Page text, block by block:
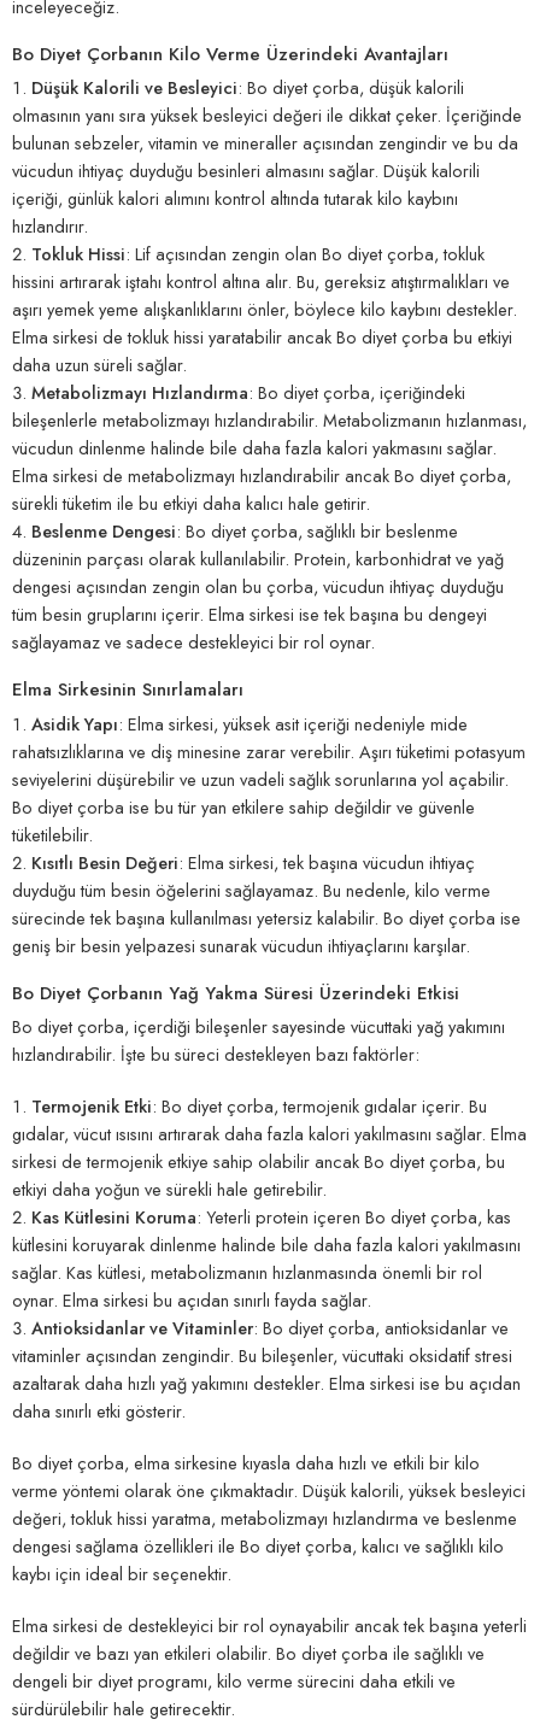
inceleyeceğiz.
Bo Diyet Çorbanın Kilo Verme Üzerindeki Avantajları
Düşük Kalorili ve Besleyici: Bo diyet çorba, düşük kalorili
olmasının yanı sıra yüksek besleyici değeri ile dikkat çeker. İçeriğinde
bulunan sebzeler, vitamin ve mineraller açısından zengindir ve bu da
vücudun ihtiyaç duyduğu besinleri almasını sağlar. Düşük kalorili
içeriği, günlük kalori alımını kontrol altında tutarak kilo kaybını
hızlandırır.
Tokluk Hissi: Lif açısından zengin olan Bo diyet çorba, tokluk
hissini artırarak iştahı kontrol altına alır. Bu, gereksiz atıştırmalıkları ve
aşırı yemek yeme alışkanlıklarını önler, böylece kilo kaybını destekler.
Elma sirkesi de tokluk hissi yaratabilir ancak Bo diyet çorba bu etkiyi
daha uzun süreli sağlar.
Metabolizmayı Hızlandırma: Bo diyet çorba, içeriğindeki
bileşenlerle metabolizmayı hızlandırabilir. Metabolizmanın hızlanması,
vücudun dinlenme halinde bile daha fazla kalori yakmasını sağlar.
Elma sirkesi de metabolizmayı hızlandırabilir ancak Bo diyet çorba,
sürekli tüketim ile bu etkiyi daha kalıcı hale getirir.
Beslenme Dengesi: Bo diyet çorba, sağlıklı bir beslenme
düzeninin parçası olarak kullanılabilir. Protein, karbonhidrat ve yağ
dengesi açısından zengin olan bu çorba, vücudun ihtiyaç duyduğu
tüm besin gruplarını içerir. Elma sirkesi ise tek başına bu dengeyi
sağlayamaz ve sadece destekleyici bir rol oynar.
Elma Sirkesinin Sınırlamaları
Asidik Yapı: Elma sirkesi, yüksek asit içeriği nedeniyle mide
rahatsızlıklarına ve diş minesine zarar verebilir. Aşırı tüketimi potasyum
seviyelerini düşürebilir ve uzun vadeli sağlık sorunlarına yol açabilir.
Bo diyet çorba ise bu tür yan etkilere sahip değildir ve güvenle
tüketilebilir.
Kısıtlı Besin Değeri: Elma sirkesi, tek başına vücudun ihtiyaç
duyduğu tüm besin öğelerini sağlayamaz. Bu nedenle, kilo verme
sürecinde tek başına kullanılması yetersiz kalabilir. Bo diyet çorba ise
geniş bir besin yelpazesi sunarak vücudun ihtiyaçlarını karşılar.
Bo Diyet Çorbanın Yağ Yakma Süresi Üzerindeki Etkisi
Bo diyet çorba, içerdiği bileşenler sayesinde vücuttaki yağ yakımını
hızlandırabilir. İşte bu süreci destekleyen bazı faktörler:
Termojenik Etki: Bo diyet çorba, termojenik gıdalar içerir. Bu
gıdalar, vücut ısısını artırarak daha fazla kalori yakılmasını sağlar. Elma
sirkesi de termojenik etkiye sahip olabilir ancak Bo diyet çorba, bu
etkiyi daha yoğun ve sürekli hale getirebilir.
Kas Kütlesini Koruma: Yeterli protein içeren Bo diyet çorba, kas
kütlesini koruyarak dinlenme halinde bile daha fazla kalori yakılmasını
sağlar. Kas kütlesi, metabolizmanın hızlanmasında önemli bir rol
oynar. Elma sirkesi bu açıdan sınırlı fayda sağlar.
Antioksidanlar ve Vitaminler: Bo diyet çorba, antioksidanlar ve
vitaminler açısından zengindir. Bu bileşenler, vücuttaki oksidatif stresi
azaltarak daha hızlı yağ yakımını destekler. Elma sirkesi ise bu açıdan
daha sınırlı etki gösterir.
Bo diyet çorba, elma sirkesine kıyasla daha hızlı ve etkili bir kilo
verme yöntemi olarak öne çıkmaktadır. Düşük kalorili, yüksek besleyici
değeri, tokluk hissi yaratma, metabolizmayı hızlandırma ve beslenme
dengesi sağlama özellikleri ile Bo diyet çorba, kalıcı ve sağlıklı kilo
kaybı için ideal bir seçenektir.
Elma sirkesi de destekleyici bir rol oynayabilir ancak tek başına yeterli
değildir ve bazı yan etkileri olabilir. Bo diyet çorba ile sağlıklı ve
dengeli bir diyet programı, kilo verme sürecini daha etkili ve
sürdürülebilir hale getirecektir.